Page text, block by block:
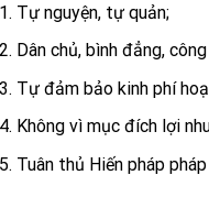
Tự nguyện, tự quản;
Dân chủ, bình đẳng,
Tự đảm bảo kinh phí
Không vì mục đích lợi
Tuân thủ Hiến pháp